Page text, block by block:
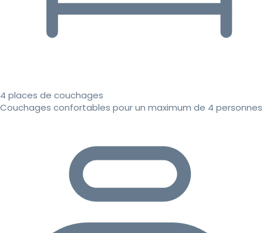
4 places de couchages
Couchages confortables pour un maximum de 4 personnes